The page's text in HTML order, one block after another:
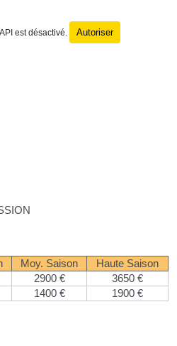
est désactivé. Autoriser
Moy. Saison
Haute Saison
2900 €
3650 €
1400 € 1900 €